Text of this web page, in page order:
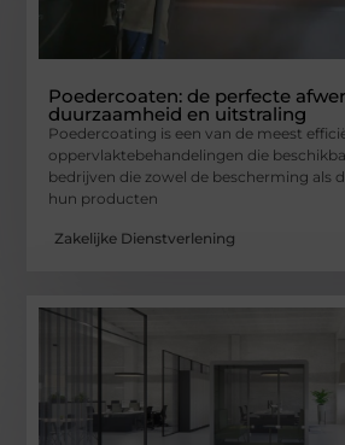
Poedercoaten: de perfecte
duurzaamheid en uitstraling
Poedercoating is een van de meest
oppervlaktebehandelingen die
bedrijven die zowel de bescherming als
hun producten
Zakelijke Dienstverlening